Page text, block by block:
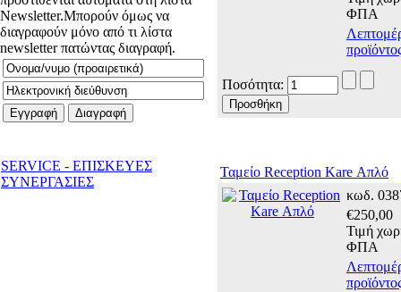
Newsletter.Μπορούν όμως να
διαγραφούν μόνο από τι λίστα
newsletter πατώντας διαγραφή.
SERVICE - ΕΠΙΣΚΕΥΕΣ
ΣΥΝΕΡΓΑΣΙΕΣ
ΦΠΑ
Ποσότητα:
Ταμείο Reception Kare Απλό
κωδ.
€250,00
Τιμή
ΦΠΑ